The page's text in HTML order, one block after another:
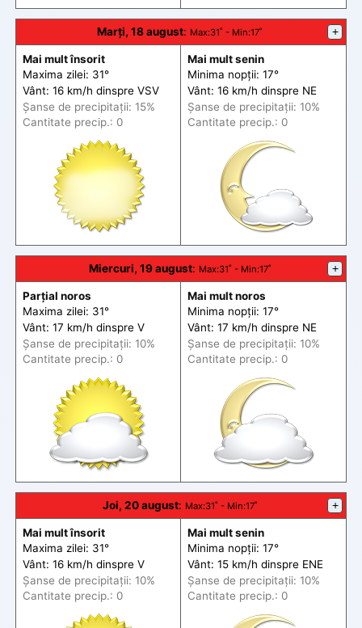
Marți, 18 august: Max:31˚ - Min:17˚ +
Mai mult însorit
Maxima zilei: 31°
Vânt: 16 km/h dinspre VSV
Șanse de precipitații: 15%
Cantitate precip.: 0
Mai mult senin
Minima nopții: 17°
Vânt: 16 km/h dinspre NE
Șanse de precipitații: 10%
Cantitate precip.: 0
Miercuri, 19 august: Max:31˚ - Min:17˚ +
Parțial noros
Maxima zilei: 31°
Vânt: 17 km/h dinspre V
Șanse de precipitații: 10%
Cantitate precip.: 0
Mai mult noros
Minima nopții: 17°
Vânt: 17 km/h dinspre NE
Șanse de precipitații: 10%
Cantitate precip.: 0
Joi, 20 august: Max:31˚ - Min:17˚ +
Mai mult însorit
Maxima zilei: 31°
Vânt: 16 km/h dinspre V
Șanse de precipitații: 10%
Cantitate precip.: 0
Mai mult senin
Minima nopții: 17°
Vânt: 15 km/h dinspre ENE
Șanse de precipitații: 10%
Cantitate precip.: 0